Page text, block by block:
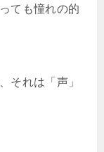
ても憧れの的
それは「声」